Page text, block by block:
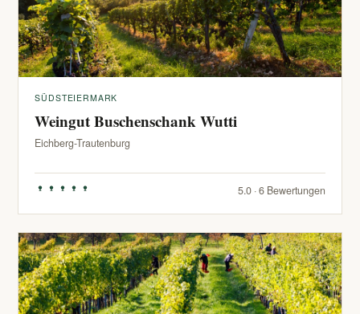
SÜDSTEIERMARK
Weingut Buschenschank Wutti
Eichberg-Trautenburg
5.0 · 6 Bewertungen